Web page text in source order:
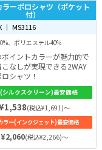
ラーポロシャツ（ポケット
付）
丨 MS3116
、ポリエステル40%
イントカラーが魅力的で
なしが実現できる2WAY
シャツ！
シルクスクリーン)最安価格
(税込¥1,691)～
ラー(インクジェット)最安価格
¥2,060(税込¥2,266)～